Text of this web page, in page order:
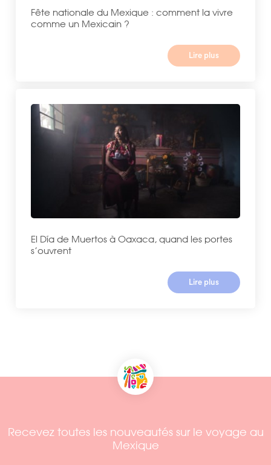
Fête nationale du Mexique : comment la vivre
comme un Mexicain ?
Lire plus
El Día de Muertos à Oaxaca, quand les portes
s’ouvrent
Lire plus
Recevez toutes les nouveautés sur le voyage au
Mexique